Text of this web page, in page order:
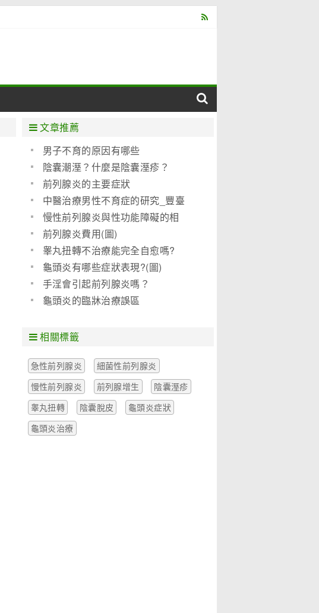
肝病
泌尿科
心血管
口腔科
文章推薦
男子不育的原因有哪些
陰囊潮溼？什麼是陰囊溼疹？
(圖)前列腺炎的主要症狀
中醫治療男性不育症的研究_豐臺
婦幼保健院
慢性前列腺炎與性功能障礙的相
關性前列腺炎費用(圖)
睾丸扭轉不治療能完全自愈嗎?
龜頭炎有哪些症狀表現?(圖)
手淫會引起前列腺炎嗎？
龜頭炎的臨牀治療誤區
相關標籤
急性前列腺炎
細菌性前列腺炎
慢性前列腺炎
前列腺增生
陰囊溼疹
睾丸扭轉
陰囊脫皮
龜頭炎症狀
龜頭炎治療